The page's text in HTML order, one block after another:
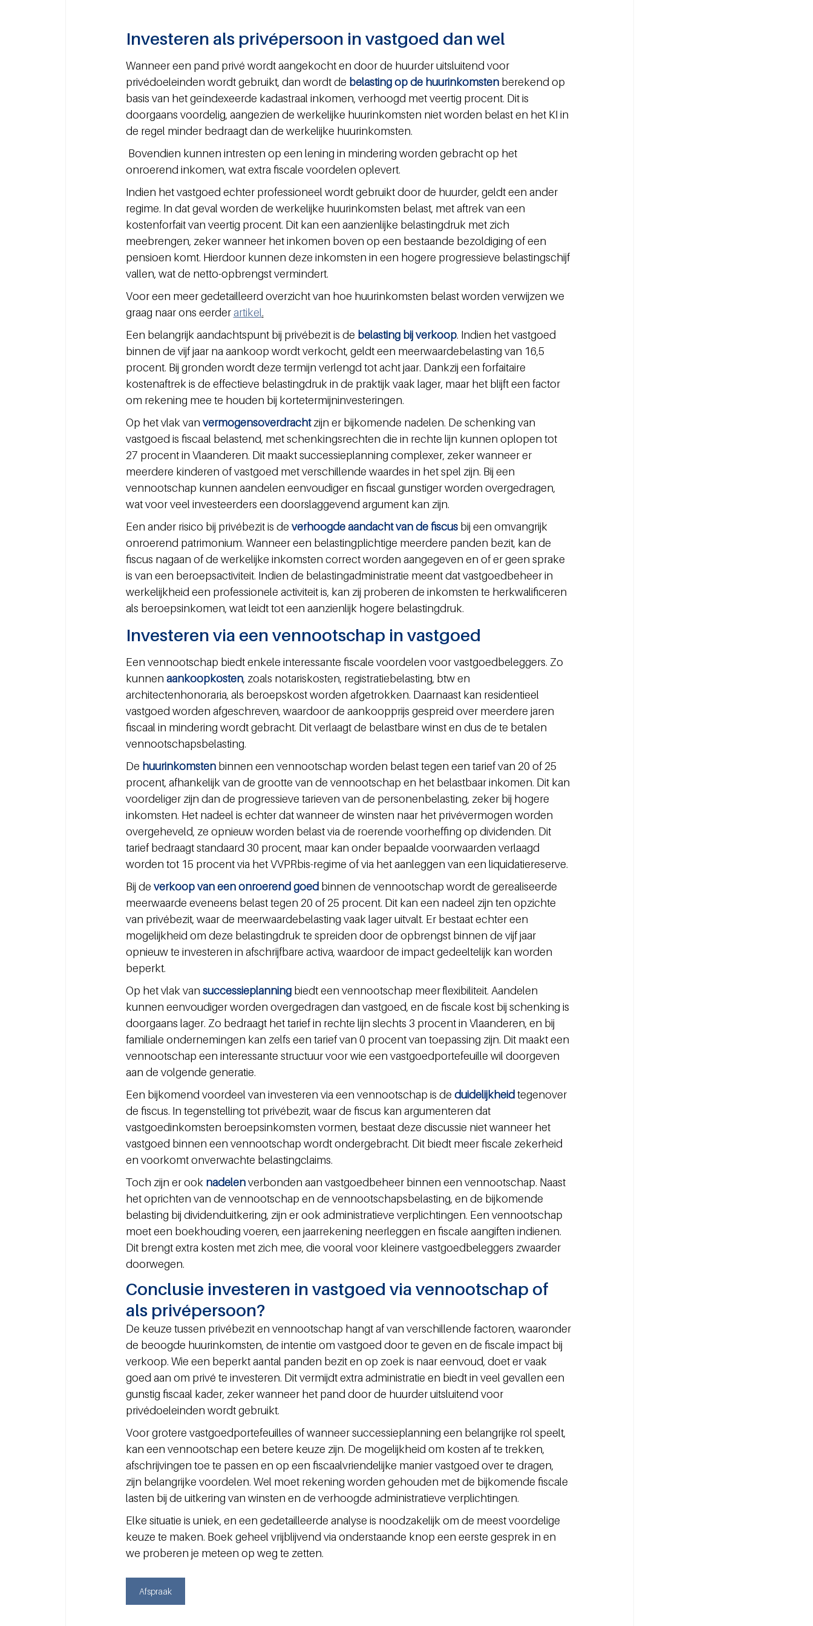
Investeren als privépersoon in vastgoed dan wel
Wanneer een pand privé wordt aangekocht en door de huurder uitsluitend voor
privédoeleinden wordt gebruikt, dan wordt de belasting op de huurinkomsten berekend op
basis van het geïndexeerde kadastraal inkomen, verhoogd met veertig procent. Dit is
doorgaans voordelig, aangezien de werkelijke huurinkomsten niet worden belast en het KI in
de regel minder bedraagt dan de werkelijke huurinkomsten.
onroerend inkomen, wat extra fiscale voordelen oplevert.
Indien het vastgoed echter professioneel wordt gebruikt door de huurder, geldt een ander
regime. In dat geval worden de werkelijke huurinkomsten belast, met aftrek van een
kostenforfait van veertig procent. Dit kan een aanzienlijke belastingdruk met zich
meebrengen, zeker wanneer het inkomen boven op een bestaande bezoldiging of een
pensioen komt. Hierdoor kunnen deze inkomsten in een hogere progressieve belastingschijf
vallen, wat de netto-opbrengst vermindert.
Voor een meer gedetailleerd overzicht van hoe huurinkomsten belast worden verwijzen we
graag naar ons eerder artikel.
Een belangrijk aandachtspunt bij privébezit is de belasting bij verkoop. Indien het vastgoed
binnen de vijf jaar na aankoop wordt verkocht, geldt een meerwaardebelasting van 16,5
procent. Bij gronden wordt deze termijn verlengd tot acht jaar. Dankzij een forfaitaire
kostenaftrek is de effectieve belastingdruk in de praktijk vaak lager, maar het blijft een factor
om rekening mee te houden bij kortetermijninvesteringen.
Op het vlak van vermogensoverdracht zijn er bijkomende nadelen. De schenking van
vastgoed is fiscaal belastend, met schenkingsrechten die in rechte lijn kunnen oplopen tot
27 procent in Vlaanderen. Dit maakt successieplanning complexer, zeker wanneer er
meerdere kinderen of vastgoed met verschillende waardes in het spel zijn. Bij een
vennootschap kunnen aandelen eenvoudiger en fiscaal gunstiger worden overgedragen,
wat voor veel investeerders een doorslaggevend argument kan zijn.
Een ander risico bij privébezit is de verhoogde aandacht van de fiscus bij een omvangrijk
onroerend patrimonium. Wanneer een belastingplichtige meerdere panden bezit, kan de
fiscus nagaan of de werkelijke inkomsten correct worden aangegeven en of er geen sprake
is van een beroepsactiviteit. Indien de belastingadministratie meent dat vastgoedbeheer in
werkelijkheid een professionele activiteit is, kan zij proberen de inkomsten te herkwalificeren
als beroepsinkomen, wat leidt tot een aanzienlijk hogere belastingdruk.
Investeren via een vennootschap in vastgoed
Een vennootschap biedt enkele interessante fiscale voordelen voor vastgoedbeleggers. Zo
kunnen aankoopkosten, zoals notariskosten, registratiebelasting, btw en
architectenhonoraria, als beroepskost worden afgetrokken. Daarnaast kan residentieel
vastgoed worden afgeschreven, waardoor de aankoopprijs gespreid over meerdere jaren
fiscaal in mindering wordt gebracht. Dit verlaagt de belastbare winst en dus de te betalen
vennootschapsbelasting.
De huurinkomsten binnen een vennootschap worden belast tegen een tarief van 20 of 25
procent, afhankelijk van de grootte van de vennootschap en het belastbaar inkomen. Dit kan
voordeliger zijn dan de progressieve tarieven van de personenbelasting, zeker bij hogere
inkomsten. Het nadeel is echter dat wanneer de winsten naar het privévermogen worden
overgeheveld, ze opnieuw worden belast via de roerende voorheffing op dividenden. Dit
tarief bedraagt standaard 30 procent, maar kan onder bepaalde voorwaarden verlaagd
worden tot 15 procent via het VVPRbis-regime of via het aanleggen van een liquidatiereserve.
Bij de verkoop van een onroerend goed binnen de vennootschap wordt de gerealiseerde
meerwaarde eveneens belast tegen 20 of 25 procent. Dit kan een nadeel zijn ten opzichte
van privébezit, waar de meerwaardebelasting vaak lager uitvalt. Er bestaat echter een
mogelijkheid om deze belastingdruk te spreiden door de opbrengst binnen de vijf jaar
opnieuw te investeren in afschrijfbare activa, waardoor de impact gedeeltelijk kan worden
beperkt.
Op het vlak van successieplanning biedt een vennootschap meer flexibiliteit. Aandelen
kunnen eenvoudiger worden overgedragen dan vastgoed, en de fiscale kost bij schenking is
doorgaans lager. Zo bedraagt het tarief in rechte lijn slechts 3 procent in Vlaanderen, en bij
familiale ondernemingen kan zelfs een tarief van 0 procent van toepassing zijn. Dit maakt een
vennootschap een interessante structuur voor wie een vastgoedportefeuille wil doorgeven
aan de volgende generatie.
Een bijkomend voordeel van investeren via een vennootschap is de duidelijkheid tegenover
de fiscus. In tegenstelling tot privébezit, waar de fiscus kan argumenteren dat
vastgoedinkomsten beroepsinkomsten vormen, bestaat deze discussie niet wanneer het
vastgoed binnen een vennootschap wordt ondergebracht. Dit biedt meer fiscale zekerheid
en voorkomt onverwachte belastingclaims.
Toch zijn er ook nadelen verbonden aan vastgoedbeheer binnen een vennootschap. Naast
het oprichten van de vennootschap en de vennootschapsbelasting, en de bijkomende
belasting bij dividenduitkering, zijn er ook administratieve verplichtingen. Een vennootschap
moet een boekhouding voeren, een jaarrekening neerleggen en fiscale aangiften indienen.
Dit brengt extra kosten met zich mee, die vooral voor kleinere vastgoedbeleggers zwaarder
doorwegen.
Conclusie investeren in vastgoed via vennootschap of
als privépersoon?
De keuze tussen privébezit en vennootschap hangt af van verschillende factoren, waaronder
de beoogde huurinkomsten, de intentie om vastgoed door te geven en de fiscale impact bij
verkoop. Wie een beperkt aantal panden bezit en op zoek is naar eenvoud, doet er vaak
goed aan om privé te investeren. Dit vermijdt extra administratie en biedt in veel gevallen een
gunstig fiscaal kader, zeker wanneer het pand door de huurder uitsluitend voor
privédoeleinden wordt gebruikt.
Voor grotere vastgoedportefeuilles of wanneer successieplanning een belangrijke rol speelt,
kan een vennootschap een betere keuze zijn. De mogelijkheid om kosten af te trekken,
afschrijvingen toe te passen en op een fiscaalvriendelijke manier vastgoed over te dragen,
zijn belangrijke voordelen. Wel moet rekening worden gehouden met de bijkomende fiscale
lasten bij de uitkering van winsten en de verhoogde administratieve verplichtingen.
Elke situatie is uniek, en een gedetailleerde analyse is noodzakelijk om de meest voordelige
keuze te maken. Boek geheel vrijblijvend via onderstaande knop een eerste gesprek in en
we proberen je meteen op weg te zetten.
Afspraak